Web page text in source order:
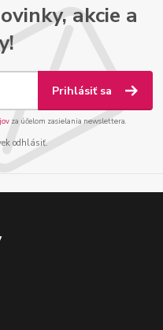
akcie a
Prihlásiť sa
za účelom zasielania newslettera.
odhlásiť.